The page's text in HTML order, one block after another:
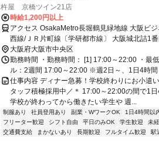
杵屋 京橋ツイン21店
時給1,200円以上
アクセス OsakaMetro長堀鶴見緑地線 大阪ビ
西線/ＪＲ片町線〔学研都市線〕 大阪城北詰1
市線〕 京橋（大阪府）西口徒歩約8分
大阪府大阪市中央区
勤務時間 ・勤務時間： [1] 17:00～22:00 ・最
ル：2週間 17:00～22:00 ※週2日～、1日4時間
仕事内容 ディナー急募！学校終わりにお小遣
タッフ積極採用中／＊ 17:00～22:00の間で1
学校が終わってから働きたい学生や 週...
制服あり 社員登用あり 副業・WワークOK 1日4時間以
フリーター歓迎
シフト自由 平日のみOK 学生歓迎 未
交通費支給
まかないあり 長期歓迎 フルタイム歓迎 駅